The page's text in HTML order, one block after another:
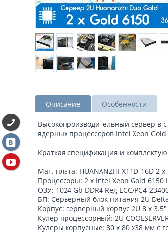
Описание Особенности
Высокопроизводительный сервер в
ядерных процессоров Intel Xeon Gold
Краткая спецификация и
Мат. плата: HUANANZHI X11D-16D 2
Процессоры: 2 х Intel Xeon Gold 6150
ОЗУ: 1024 Gb DDR4 Reg ECC/PC4-
БП: Серверный блок питания 2U
Корпус: cерверный корпус 2U 8 x
Кулер процессорный: 2U
Кулеры корпусные: 80 х 80 х38 мм с